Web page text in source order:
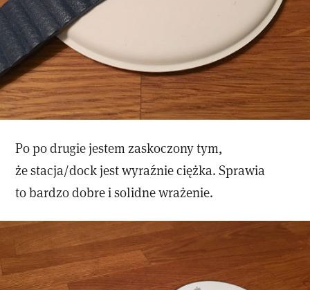
Po po drugie jestem zaskoczony tym,
że stacja/dock jest wyraźnie ciężka. Sprawia
to bardzo dobre i solidne wrażenie.